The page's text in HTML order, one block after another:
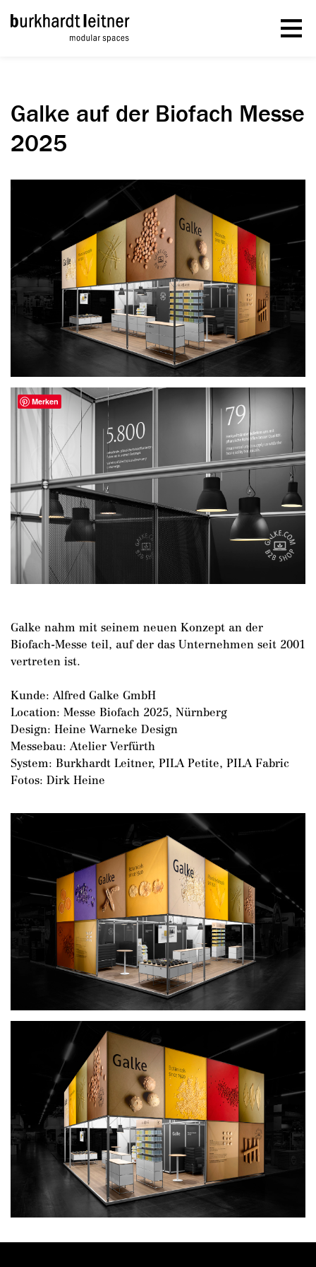
Galke auf der Biofach Messe
2025
Galke nahm mit seinem neuen Konzept an der
Biofach-Messe teil, auf der das Unternehmen seit 2001
vertreten ist.
Kunde: Alfred Galke GmbH
Location: Messe Biofach 2025, Nürnberg
Design: Heine Warneke Design
Messebau: Atelier Verfürth
System: Burkhardt Leitner, PILA Petite, PILA Fabric
Fotos: Dirk Heine
Merken